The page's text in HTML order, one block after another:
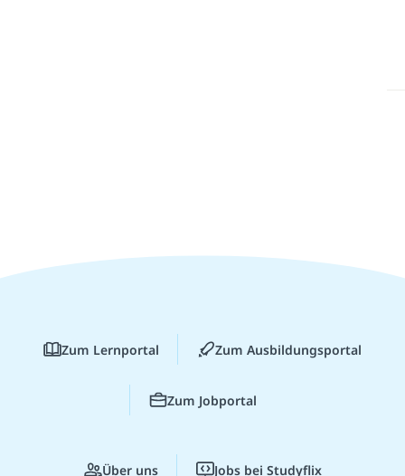
Zum Lernportal Zum Ausbildungsportal
Zum Jobportal
Über uns Jobs bei Studyflix